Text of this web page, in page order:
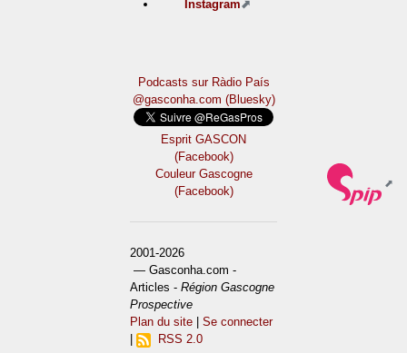
Instagram
Podcasts sur Ràdio País
@gasconha.com (Bluesky)
Esprit GASCON
(Facebook)
Couleur Gascogne
(Facebook)
2001-2026
— Gasconha.com -
Articles -Région Gascogne
Prospective
Plan du site |Se connecter
|
RSS 2.0